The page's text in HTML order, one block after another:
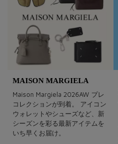
MAISON MARGIELA
Maison Margiela 2026AW プレ
コレクションが到着。 アイコン
ウォレットやシューズなど、新
シーズンを彩る最新アイテムを
いち早くお届け。